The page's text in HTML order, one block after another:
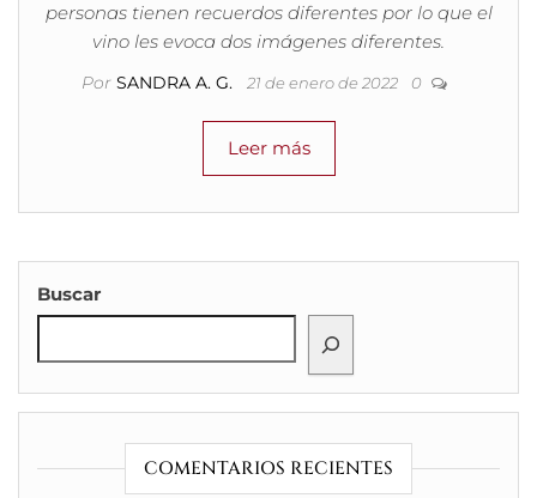
personas tienen recuerdos diferentes por lo que el
vino les evoca dos imágenes diferentes.
Por SANDRA A. G. 21 de enero de 2022 0
Leer más
Buscar
COMENTARIOS RECIENTES